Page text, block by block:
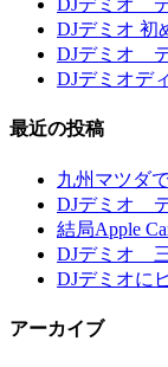
DJデミオ
DJデミオ 初
DJデミオ
DJデミオデ
最近の投稿
九州マツダ
DJデミオ
結局Apple
DJデミオ
DJデミオに
アーカイブ